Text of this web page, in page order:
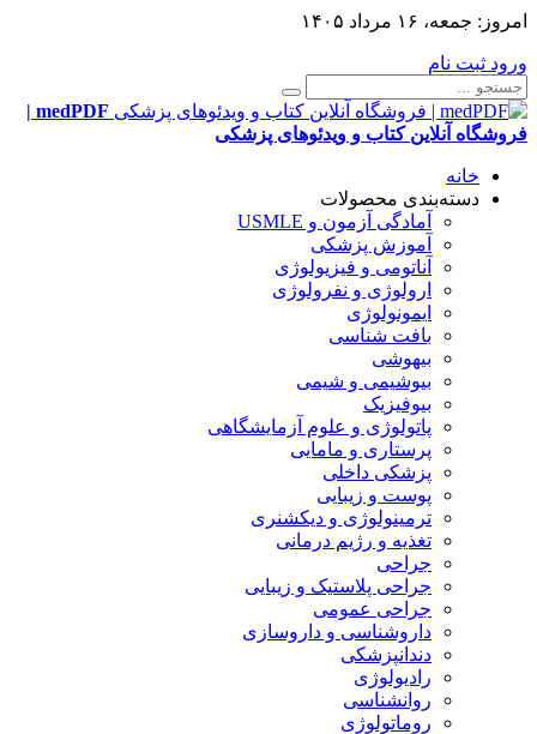
امروز: جمعه، ۱۶ مرداد ۱۴۰۵
ورود ثبت نام
medPDF |
فروشگاه آنلاین کتاب و ویدئوهای پزشکی
خانه
دسته‌بندی محصولات
آمادگی آزمون و USMLE
آموزش پزشکی
آناتومی و فیزیولوژی
ارولوژی و نفرولوژی
ایمونولوژی
بافت شناسی
بیهوشی
بیوشیمی و شیمی
بیوفیزیک
پاتولوژی و علوم آزمایشگاهی
پرستاری و مامایی
پزشکی داخلی
پوست و زیبایی
ترمینولوژی و دیکشنری
تغذیه و رژیم درمانی
جراحی
جراحی پلاستیک و زیبایی
جراحی عمومی
داروشناسی و داروسازی
دندانپزشکی
رادیولوژی
روانشناسی
روماتولوژی